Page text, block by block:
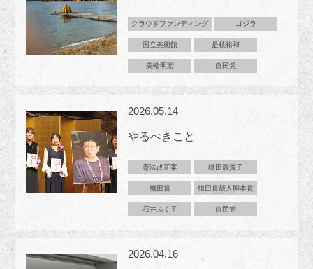
クラウドファンディング ゴジラ
国立美術館 是枝裕和
美輪明宏 自民党
2026.05.14
やるべきこと
憲法改正案 橋田壽賀子
橋田賞 橋田賞新人脚本賞
石井ふく子 自民党
2026.04.16